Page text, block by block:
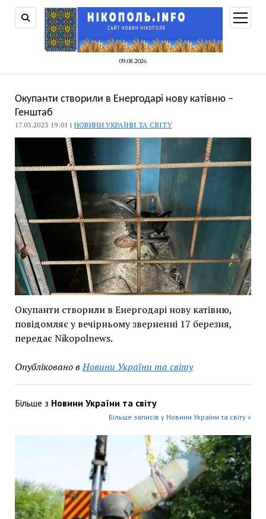
09.08.2026
меню
Окупанти створили в Енергодарі нову катівню –
Генштаб
17.03.2023 19:01 | НОВИНИ УКРАЇНИ ТА СВІТУ
Окупанти створили в Енергодарі нову катівню,
повідомляє у вечірньому зверненні 17 березня,
передає Nikopolnews.
Опубліковано в Новини України та світу
Більше з Новини України та світу
Більше записів у Новини України та світу »